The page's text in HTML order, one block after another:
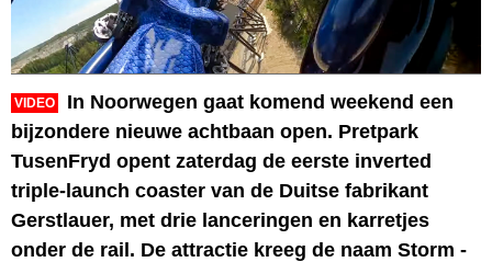
VIDEO
In Noorwegen gaat komend weekend een
bijzondere nieuwe achtbaan open. Pretpark
TusenFryd opent zaterdag de eerste inverted
triple-launch coaster van de Duitse fabrikant
Gerstlauer, met drie lanceringen en karretjes
onder de rail. De attractie kreeg de naam Storm -